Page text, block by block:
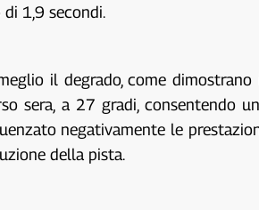
1,9 secondi.
il degrado, come
sera, a 27 gradi, consentendo
negativamente le
della pista.